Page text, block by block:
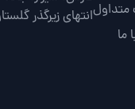
متداول
ما
انتهای زیرگذر